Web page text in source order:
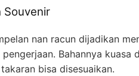
Souvenir
nan racun dijadikan
Bahannya
bisa disesuaikan.